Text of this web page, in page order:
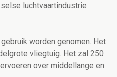
luchtvaartindustrie
worden genomen. Het
vliegtuig. Het zal 250
over middellange en